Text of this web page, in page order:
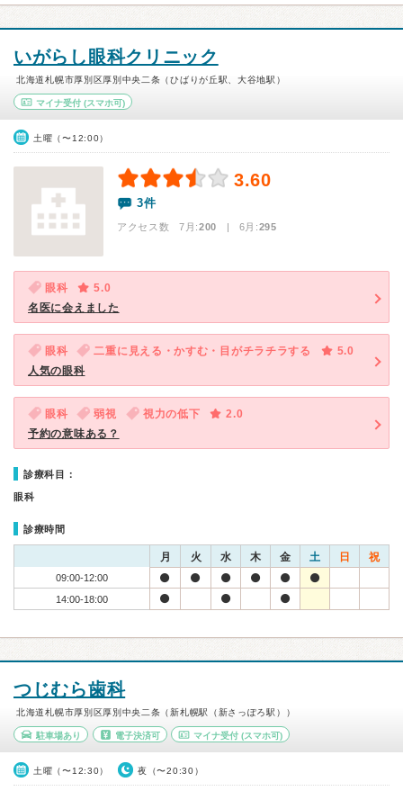
いがらし眼科クリニック
北海道札幌市厚別区厚別中央二条（ひばりが丘駅、大谷地駅）
マイナ受付 (スマホ可)
土曜（〜12:00）
3.60
3件
アクセス数 7月:200 | 6月:295
眼科
5.0
名医に会えました
眼科 二重に見える・かすむ・目がチラチラする
5.0
人気の眼科
眼科 弱視 視力の低下
2.0
予約の意味ある？
診療科目：
眼科
診療時間
月 火 水 木 金 土 日 祝
09:00-12:00
14:00-18:00
つじむら歯科
北海道札幌市厚別区厚別中央二条（新札幌駅（新さっぽろ駅））
駐車場あり 電子決済可 マイナ受付 (スマホ可)
土曜（〜12:30） 夜（〜20:30）